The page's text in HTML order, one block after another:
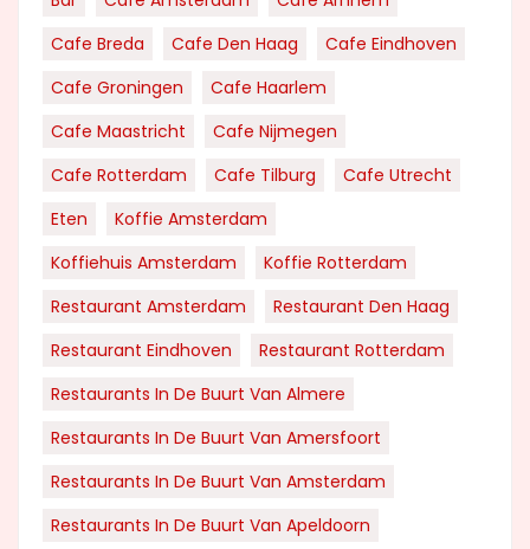
Cafe Breda
Cafe Den Haag
Cafe Eindhoven
Cafe Groningen
Cafe Haarlem
Cafe Maastricht
Cafe Nijmegen
Cafe Rotterdam
Cafe Tilburg
Cafe Utrecht
Eten
Koffie Amsterdam
Koffiehuis Amsterdam
Koffie Rotterdam
Restaurant Amsterdam
Restaurant Den Haag
Restaurant Eindhoven
Restaurant Rotterdam
Restaurants In De Buurt Van Almere
Restaurants In De Buurt Van Amersfoort
Restaurants In De Buurt Van Amsterdam
Restaurants In De Buurt Van Apeldoorn